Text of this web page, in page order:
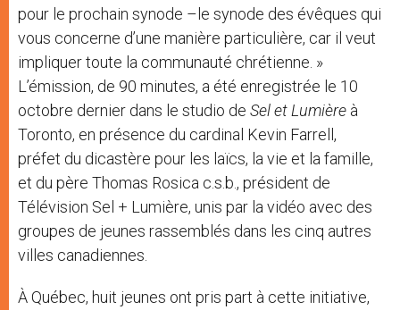
pour le prochain synode –le synode des évêques qui
vous concerne d’une manière particulière, car il veut
impliquer toute la communauté chrétienne. »
L’émission, de 90 minutes, a été enregistrée le 10
octobre dernier dans le studio de Sel et Lumière à
Toronto, en présence du cardinal Kevin Farrell,
préfet du dicastère pour les laïcs, la vie et la famille,
et du père Thomas Rosica c.s.b., président de
Télévision Sel + Lumière, unis par la vidéo avec des
groupes de jeunes rassemblés dans les cinq autres
villes canadiennes.
À Québec, huit jeunes ont pris part à cette initiative,